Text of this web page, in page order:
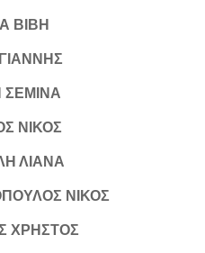
ΒΙΒΗ
ΣΕΜΙΝΑ
ΝΙΚΟΣ
ΛΙΑΝΑ
ΝΙΚΟΣ
ΧΡΗΣΤΟΣ